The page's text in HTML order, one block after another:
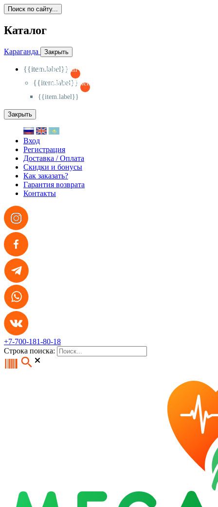
Поиск по сайту...
Каталог
Караганда Закрыть
{{item.label}}
{{activeItem==item.id?'-
{{item.label}}
{{activeSubitem==item.id?'-
{{item.label}}
Закрыть
Вход
Регистрация
Доставка / Оплата
Скидки и бонусы
Как заказать?
Гарантия возврата
Контакты
+7-700-181-80-18
Строка поиска: